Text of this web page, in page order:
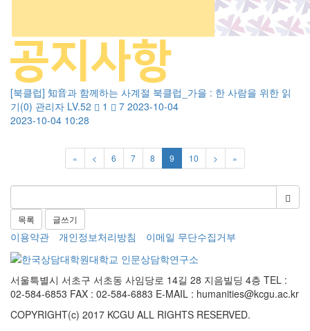
[북클럽] 知音과 함께하는 사계절 북클럽_가을 : 한 사람을 위한 읽
기(0) 관리자 LV.52 1 7 2023-10-04
2023-10-04 10:28
« < 6 7 8 9 10 > »
목록 글쓰기
이용약관 개인정보처리방침 이메일 무단수집거부
서울특별시 서초구 서초동 사임당로 14길 28 지음빌딩 4층 TEL :
02-584-6853 FAX : 02-584-6883 E-MAIL : humanities@kcgu.ac.kr
COPYRIGHT(c) 2017 KCGU ALL RIGHTS RESERVED.